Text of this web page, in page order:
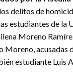
delitos de
estudiantes de la
Moreno
Moreno, acusadas
estudiante Luis